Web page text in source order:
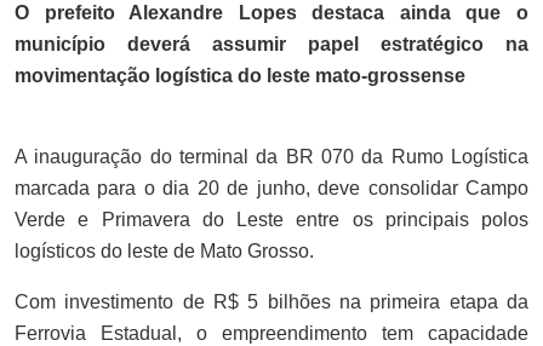
O prefeito Alexandre Lopes destaca ainda que o
município deverá assumir papel estratégico na
movimentação logística do leste mato-grossense
A inauguração do terminal da BR 070 da Rumo Logística
marcada para o dia 20 de junho, deve consolidar Campo
Verde e Primavera do Leste entre os principais polos
logísticos do leste de Mato Grosso.
Com investimento de R$ 5 bilhões na primeira etapa da
Ferrovia Estadual, o empreendimento tem capacidade